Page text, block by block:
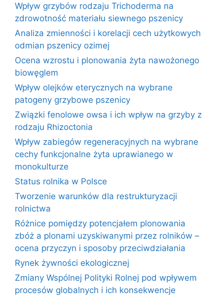
Wpływ grzybów rodzaju Trichoderma na
zdrowotność materiału siewnego pszenicy
Analiza zmienności i korelacji cech użytkowych
odmian pszenicy ozimej
Ocena wzrostu i plonowania żyta nawożonego
biowęglem
Wpływ olejków eterycznych na wybrane
patogeny grzybowe pszenicy
Związki fenolowe owsa i ich wpływ na grzyby z
rodzaju Rhizoctonia
Wpływ zabiegów regeneracyjnych na wybrane
cechy funkcjonalne żyta uprawianego w
monokulturze
Status rolnika w Polsce
Tworzenie warunków dla restrukturyzacji
rolnictwa
Różnice pomiędzy potencjałem plonowania
zbóż a plonami uzyskiwanymi przez rolników –
ocena przyczyn i sposoby przeciwdziałania
Rynek żywności ekologicznej
Zmiany Wspólnej Polityki Rolnej pod wpływem
procesów globalnych i ich konsekwencje